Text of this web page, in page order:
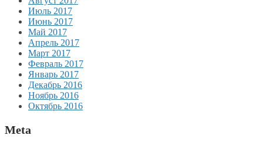
Июль 2017
Июнь 2017
Май 2017
Апрель 2017
Март 2017
Февраль 2017
Январь 2017
Декабрь 2016
Ноябрь 2016
Октябрь 2016
Meta